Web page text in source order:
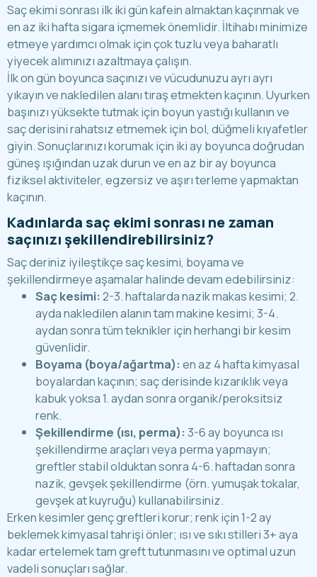
Saç ekimi sonrası ilk iki gün kafein almaktan kaçınmak ve
en az iki hafta sigara içmemek önemlidir. İltihabı minimize
etmeye yardımcı olmak için çok tuzlu veya baharatlı
yiyecek alımınızı azaltmaya çalışın.
İlk on gün boyunca saçınızı ve vücudunuzu ayrı ayrı
yıkayın ve nakledilen alanı tıraş etmekten kaçının. Uyurken
başınızı yüksekte tutmak için boyun yastığı kullanın ve
saç derisini rahatsız etmemek için bol, düğmeli kıyafetler
giyin. Sonuçlarınızı korumak için iki ay boyunca doğrudan
güneş ışığından uzak durun ve en az bir ay boyunca
fiziksel aktiviteler, egzersiz ve aşırı terleme yapmaktan
kaçının.
Kadınlarda saç ekimi sonrası ne zaman
saçınızı şekillendirebilirsiniz?
Saç deriniz iyileştikçe saç kesimi, boyama ve
şekillendirmeye aşamalar halinde devam edebilirsiniz:
Saç kesimi: 2-3. haftalarda nazik makas kesimi; 2.
ayda nakledilen alanın tam makine kesimi; 3-4.
aydan sonra tüm teknikler için herhangi bir kesim
güvenlidir.
Boyama (boya/ağartma): en az 4 hafta kimyasal
boyalardan kaçının; saç derisinde kızarıklık veya
kabuk yoksa 1. aydan sonra organik/peroksitsiz
renk.
Şekillendirme (ısı, perma): 3-6 ay boyunca ısı
şekillendirme araçları veya perma yapmayın;
greftler stabil olduktan sonra 4-6. haftadan sonra
nazik, gevşek şekillendirme (örn. yumuşak tokalar,
gevşek at kuyruğu) kullanabilirsiniz.
Erken kesimler genç greftleri korur; renk için 1-2 ay
beklemek kimyasal tahrişi önler; ısı ve sıkı stilleri 3+ aya
kadar ertelemek tam greft tutunmasını ve optimal uzun
vadeli sonuçları sağlar.